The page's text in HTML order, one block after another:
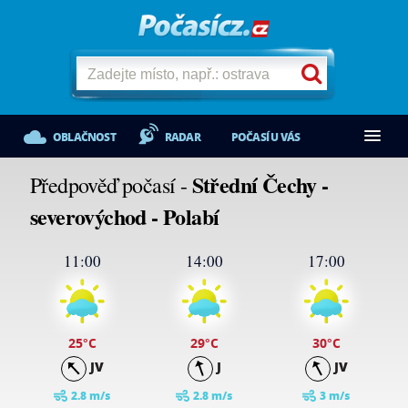
OBLAČNOST RADAR POČASÍ U VÁS
Předpověď počasí -Střední Čechy -
severovýchod - Polabí
11:00
25°C
JV
2.8 m/s
14:00
29°C
J
2.8 m/s
17:00
30°C
JV
3 m/s